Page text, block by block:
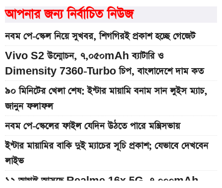
আপনার জন্য নির্বাচিত নিউজ
নবম পে-স্কেল নিয়ে সুখবর, শিগগিরই প্রকাশ হচ্ছে গেজেট
Vivo S2 উন্মোচন, ৭,০৫০mAh ব্যাটারি ও
Dimensity 7360-Turbo চিপ, বাংলাদেশে দাম কত
৯০ মিনিটের খেলা শেষ: ইন্টার মায়ামি বনাম সান লুইস ম্যাচ,
জানুন ফলাফল
নবম পে-স্কেলের ফাইল যেদিন উঠতে পারে মন্ত্রিসভায়
ইন্টার মায়ামির বাকি দুই ম্যাচের সূচি প্রকাশ; যেভাবে দেখবেন
লাইভ
১২ আগস্ট আসছে Realme 16x 5G, ৭,০০০mAh